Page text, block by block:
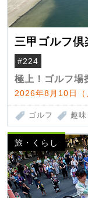
三甲ゴルフ
#224
極上！ゴルフ場
2026年8月10日
ゴルフ 趣味
旅・くらし